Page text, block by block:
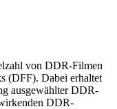
von DDR-Filmen
(DFF). Dabei erhaltet
ausgewählter DDR-
DDR-